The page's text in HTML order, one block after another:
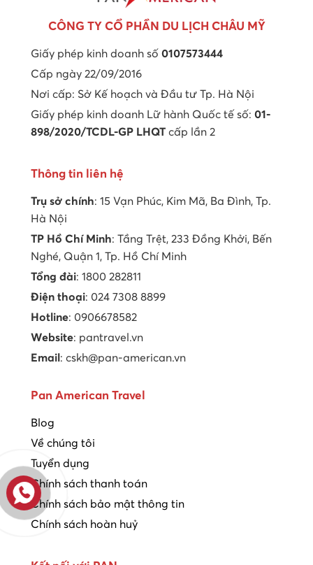
CÔNG TY CỔ PHẦN DU LỊCH CHÂU MỸ
Giấy phép kinh doanh số 0107573444
Cấp ngày 22/09/2016
Nơi cấp: Sở Kế hoạch và Đầu tư Tp. Hà Nội
Giấy phép kinh doanh Lữ hành Quốc tế số: 01-
898/2020/TCDL-GP LHQT cấp lần 2
Thông tin liên hệ
Trụ sở chính: 15 Vạn Phúc, Kim Mã, Ba Đình, Tp.
Hà Nội
TP Hồ Chí Minh: Tầng Trệt, 233 Đồng Khởi, Bến
Nghé, Quận 1, Tp. Hồ Chí Minh
Tổng đài: 1800 282811
Điện thoại: 024 7308 8899
Hotline: 0906678582
Website: pantravel.vn
Email : cskh@pan-american.vn
Pan American Travel
Blog
Về chúng tôi
Tuyển dụng
Chính sách thanh toán
Chính sách bảo mật thông tin
Chính sách hoàn huỷ